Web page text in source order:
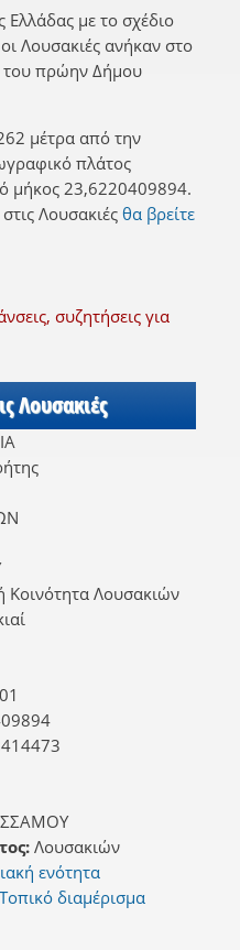
Ελλάδας με το σχέδιο
Λουσακιές ανήκαν στο
του πρώην Δήμου
μέτρα από την
πλάτος
μήκος 23,6220409894.
Λουσακιές θα βρείτε
συζητήσεις για
Λουσακιές
Κοινότητα Λουσακιών
Λουσακιών
ενότητα
Τοπικό διαμέρισμα